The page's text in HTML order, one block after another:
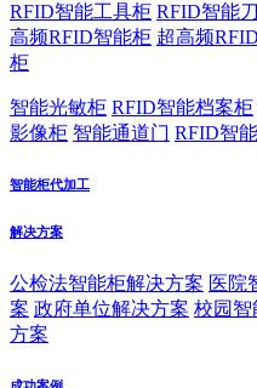
RFID智能工具柜 RFID智能
高频RFID智能柜 超高频
柜
智能光敏柜 RFID智能档案柜
影像柜 智能通道门 RFID智
智能柜代加工
解决方案
公检法智能柜解决方案 医院
案 政府单位解决方案 校园智
方案